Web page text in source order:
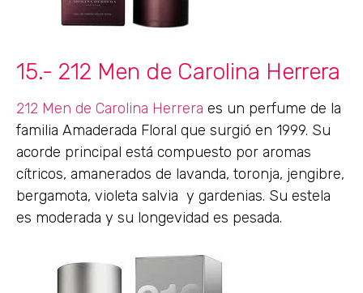
15.- 212 Men de Carolina Herrera
212 Men de Carolina Herrera es un perfume de la
familia Amaderada Floral que surgió en 1999. Su
acorde principal está compuesto por aromas
cítricos, amanerados de lavanda, toronja, jengibre,
bergamota, violeta salvia y gardenias. Su estela
es moderada y su longevidad es pesada.